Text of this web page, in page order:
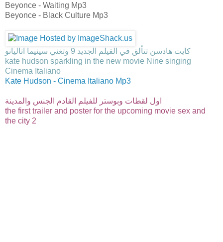
Beyonce - Waiting Mp3
Beyonce - Black Culture Mp3
كايت هادسن تتألق في الفيلم الجديد 9 وتغني سينيما اتاليانو
kate hudson sparkling in the new movie Nine singing
Cinema Italiano
Kate Hudson - Cinema Italiano Mp3
اول لقطات وبوستر للفيلم القادم الجنس والمدينة
the first trailer and poster for the upcoming movie sex and
the city 2